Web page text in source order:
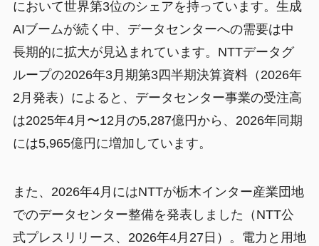
において世界第3位のシェアを持っています。生成
AIブームが続く中、データセンターへの需要は中
長期的に拡大が見込まれています。NTTデータグ
ループの2026年3月期第3四半期決算資料（2026年
2月発表）によると、データセンター事業の受注高
は2025年4月〜12月の5,287億円から、2026年同期
には5,965億円に増加しています。
また、2026年4月にはNTTが栃木インター産業団地
でのデータセンター整備を発表しました（NTT公
式プレスリリース、2026年4月27日）。電力と用地